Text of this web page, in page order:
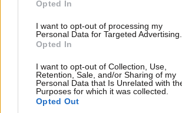
Opted In
I want to opt-out of processing my
Personal Data for Targeted Advertising.
Opted In
I want to opt-out of Collection, Use,
Retention, Sale, and/or Sharing of my
Personal Data that Is Unrelated with
Purposes for which it was collected.
Opted Out
Σας ενημέρωσα χθες για το
το πώς θα πετάξουν την
ό,τι σας είπα φάνηκε ότι θα πάρει
από τη στιγμή που χθες μέλη της
συνέδρους που πρόσκεινται στον